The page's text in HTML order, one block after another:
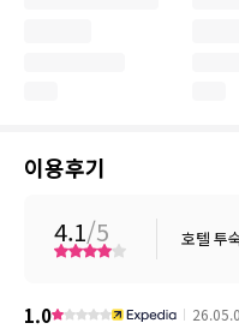
이용후기
4.1/5 호텔 투
1.0